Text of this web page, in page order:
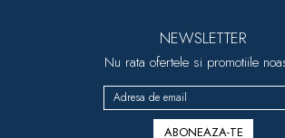
NEWSLETTER
Nu rata ofertele si promotiile